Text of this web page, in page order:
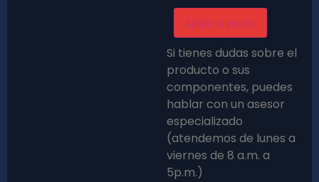
Añadir al carrito
Si tienes dudas sobre el
producto o sus
componentes, puedes
hablar con un asesor
especializado
(atendemos de lunes a
viernes de 8 a.m. a
5p.m.)